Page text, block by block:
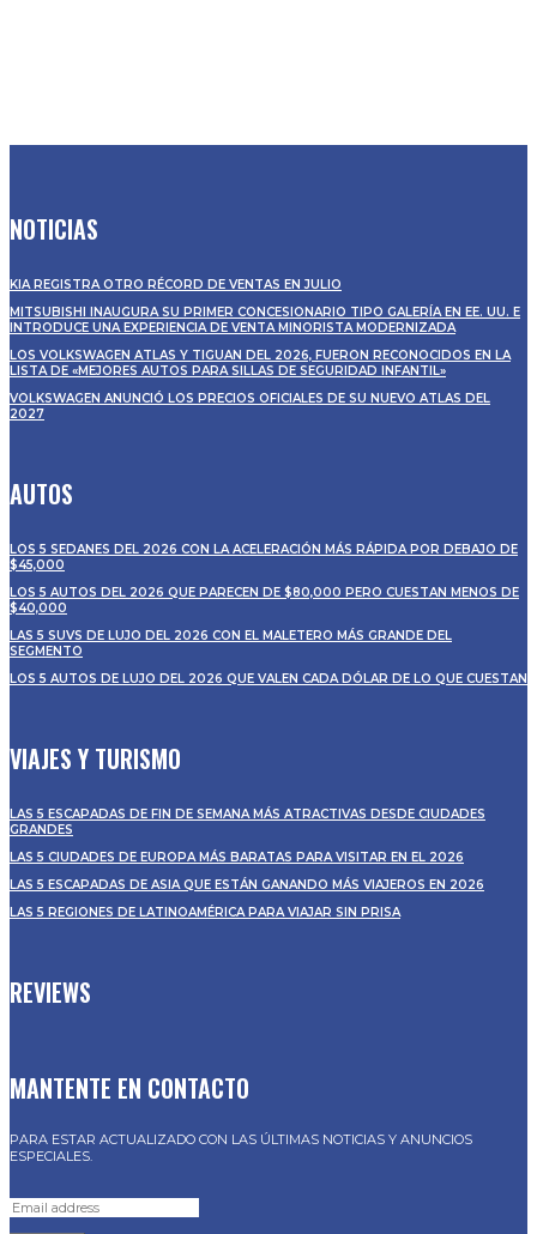
NOTICIAS
KIA REGISTRA OTRO RÉCORD DE VENTAS EN JULIO
MITSUBISHI INAUGURA SU PRIMER CONCESIONARIO TIPO GALERÍA EN EE. UU. E
INTRODUCE UNA EXPERIENCIA DE VENTA MINORISTA MODERNIZADA
LOS VOLKSWAGEN ATLAS Y TIGUAN DEL 2026, FUERON RECONOCIDOS EN LA
LISTA DE «MEJORES AUTOS PARA SILLAS DE SEGURIDAD INFANTIL»
VOLKSWAGEN ANUNCIÓ LOS PRECIOS OFICIALES DE SU NUEVO ATLAS DEL
2027
AUTOS
LOS 5 SEDANES DEL 2026 CON LA ACELERACIÓN MÁS RÁPIDA POR DEBAJO DE
$45,000
LOS 5 AUTOS DEL 2026 QUE PARECEN DE $80,000 PERO CUESTAN MENOS DE
$40,000
LAS 5 SUVS DE LUJO DEL 2026 CON EL MALETERO MÁS GRANDE DEL
SEGMENTO
LOS 5 AUTOS DE LUJO DEL 2026 QUE VALEN CADA DÓLAR DE LO QUE CUESTAN
VIAJES Y TURISMO
LAS 5 ESCAPADAS DE FIN DE SEMANA MÁS ATRACTIVAS DESDE CIUDADES
GRANDES
LAS 5 CIUDADES DE EUROPA MÁS BARATAS PARA VISITAR EN EL 2026
LAS 5 ESCAPADAS DE ASIA QUE ESTÁN GANANDO MÁS VIAJEROS EN 2026
LAS 5 REGIONES DE LATINOAMÉRICA PARA VIAJAR SIN PRISA
REVIEWS
MANTENTE EN CONTACTO
PARA ESTAR ACTUALIZADO CON LAS ÚLTIMAS NOTICIAS Y ANUNCIOS
ESPECIALES.